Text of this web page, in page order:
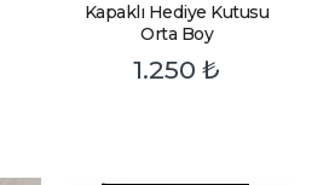
Kapaklı Hediye Kutusu
Orta Boy
1.250₺